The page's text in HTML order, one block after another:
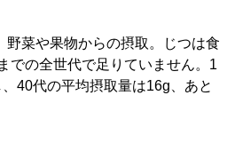
野菜や果物からの摂取。じつは食
での全世代で足りていません。1
40代の平均摂取量は16g、あと